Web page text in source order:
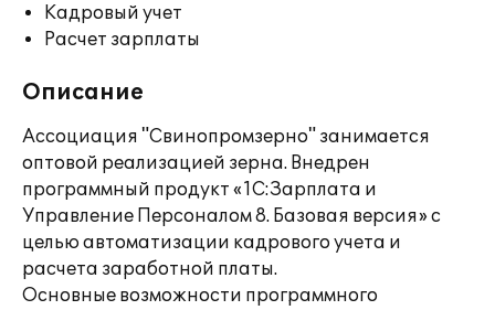
Кадровый учет
Расчет зарплаты
Описание
Ассоциация "Свинопромзерно" занимается
оптовой реализацией зерна. Внедрен
программный продукт «1С:Зарплата и
Управление Персоналом 8. Базовая версия» с
целью автоматизации кадрового учета и
расчета заработной платы.
Основные возможности программного